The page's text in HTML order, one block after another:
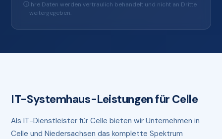
Ihre Daten werden vertraulich behandelt und nicht an Dritte
weitergegeben.
IT-Systemhaus-Leistungen für Celle
Als IT-Dienstleister für Celle bieten wir Unternehmen in
Celle und Niedersachsen das komplette Spektrum